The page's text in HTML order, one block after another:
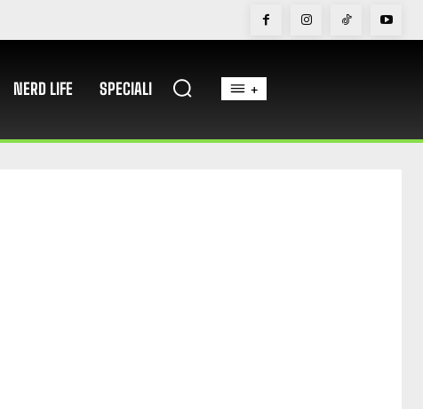
NERD LIFE SPECIALI +